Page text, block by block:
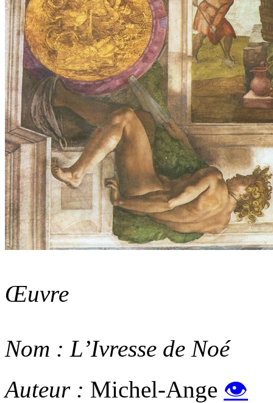
Œuvre
Nom : L’Ivresse de Noé
Auteur : Michel-Ange 👁